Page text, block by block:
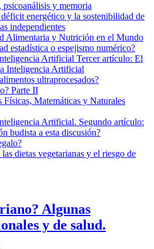
y memoria
energético y la sostenibilidad de
independientes
Alimentaria y Nutrición en el Mundo
estadística o espejismo numérico?
Artificial Tercer artículo: El
Inteligencia Artificial
ultraprocesados?
Parte II
Físicas, Matemáticas y Naturales
Artificial. Segundo artículo:
budista a esta discusión?
dietas vegetarianas y el riesgo de
Algunas
y de salud.